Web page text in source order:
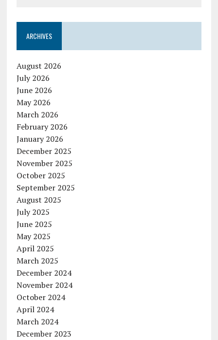
ARCHIVES
August 2026
July 2026
June 2026
May 2026
March 2026
February 2026
January 2026
December 2025
November 2025
October 2025
September 2025
August 2025
July 2025
June 2025
May 2025
April 2025
March 2025
December 2024
November 2024
October 2024
April 2024
March 2024
December 2023